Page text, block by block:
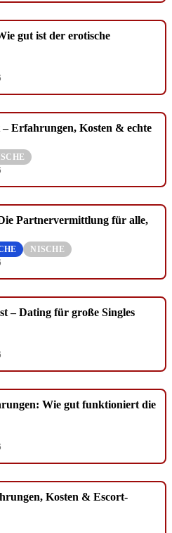
gut ist der erotische
Erfahrungen, Kosten & echte
Partnervermittlung für alle,
NISCHE
– Dating für große Singles
Wie gut funktioniert die
Kosten & Escort-